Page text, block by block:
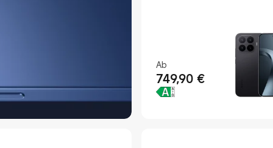
Ab
749,90€
Current Price €749.9